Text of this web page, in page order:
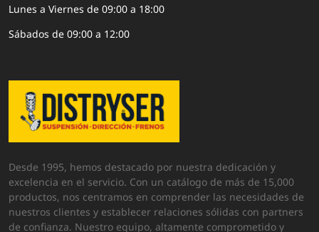
Lunes a Viernes de 09:00 a 18:00
Sábados de 09:00 a 12:00
Desde 1995, hemos destacado por nuestra dedicación y
excelencia en el servicio. Con un catálogo de más de 15,000
productos, nos centramos en comprender las necesidades de
nuestros clientes y establecer relaciones sólidas con partners
de confianza. Nuestro equipo, altamente comprometido y